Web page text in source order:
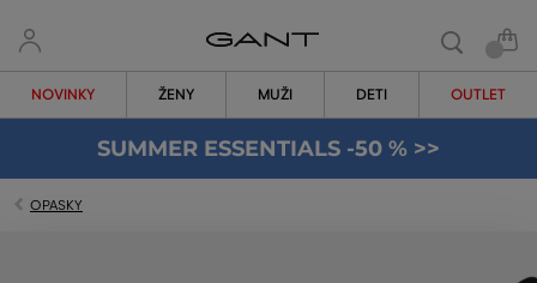
NOVINKY ŽENY MUŽI DETI OUTLET
SUMMER ESSENTIALS -50 % >>
OPASKY